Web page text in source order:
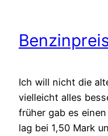
Ich will nicht die
vielleicht alles
früher gab es
lag bei 1,50 Mark